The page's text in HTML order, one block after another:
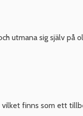
utmana sig själv
finns som ett